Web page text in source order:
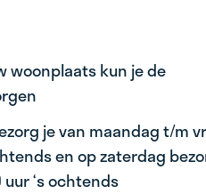
woonplaats kun je de
je van maandag t/m
en op zaterdag
‘s ochtends